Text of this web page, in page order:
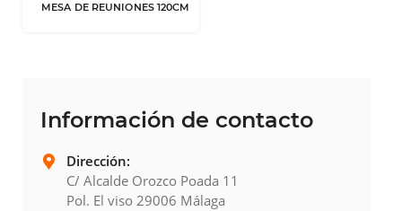
MESA DE REUNIONES 120CM
Información de contacto
Dirección:
C/ Alcalde Orozco Poada 11
Pol. El viso 29006 Málaga